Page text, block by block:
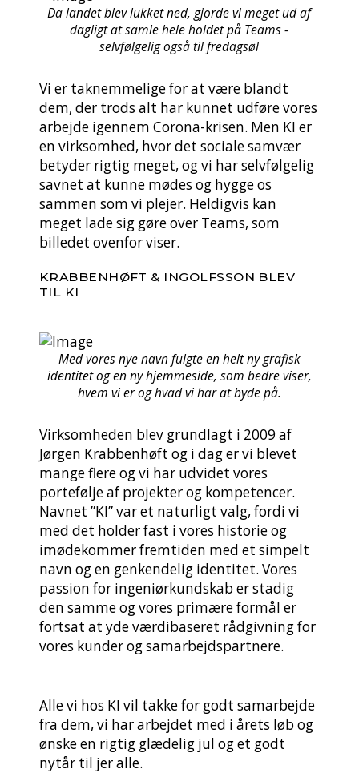
Da landet blev lukket ned, gjorde vi meget ud af
dagligt at samle hele holdet på Teams -
selvfølgelig også til fredagsøl
Vi er taknemmelige for at være blandt
dem, der trods alt har kunnet udføre vores
arbejde igennem Corona-krisen. Men KI er
en virksomhed, hvor det sociale samvær
betyder rigtig meget, og vi har selvfølgelig
savnet at kunne mødes og hygge os
sammen som vi plejer. Heldigvis kan
meget lade sig gøre over Teams, som
billedet ovenfor viser.
KRABBENHØFT & INGOLFSSON BLEV
TIL KI
Med vores nye navn fulgte en helt ny grafisk
identitet og en ny hjemmeside, som bedre viser,
hvem vi er og hvad vi har at byde på.
Virksomheden blev grundlagt i 2009 af
Jørgen Krabbenhøft og i dag er vi blevet
mange flere og vi har udvidet vores
portefølje af projekter og kompetencer.
Navnet ”KI” var et naturligt valg, fordi vi
med det holder fast i vores historie og
imødekommer fremtiden med et simpelt
navn og en genkendelig identitet. Vores
passion for ingeniørkundskab er stadig
den samme og vores primære formål er
fortsat at yde værdibaseret rådgivning for
vores kunder og samarbejdspartnere.
Alle vi hos KI vil takke for godt samarbejde
fra dem, vi har arbejdet med i årets løb og
ønske en rigtig glædelig jul og et godt
nytår til jer alle.